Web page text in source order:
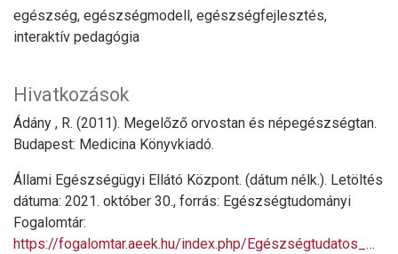
egészség, egészségmodell, egészségfejlesztés,
interaktív pedagógia
Hivatkozások
Ádány , R. (2011). Megelőző orvostan és népegészségtan.
Budapest: Medicina Könyvkiadó.
Állami Egészségügyi Ellátó Központ. (dátum nélk.). Letöltés
dátuma: 2021. október 30., forrás: Egészségtudományi
Fogalomtár:
https://fogalomtar.aeek.hu/index.php/Egészségtudatos_magatartás